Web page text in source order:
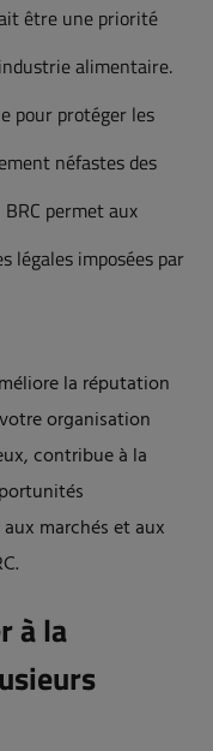
être une priorité
alimentaire.
pour protéger les
néfastes des
permet aux
légales imposées par
la réputation
organisation
contribue à la
marchés et aux
à la